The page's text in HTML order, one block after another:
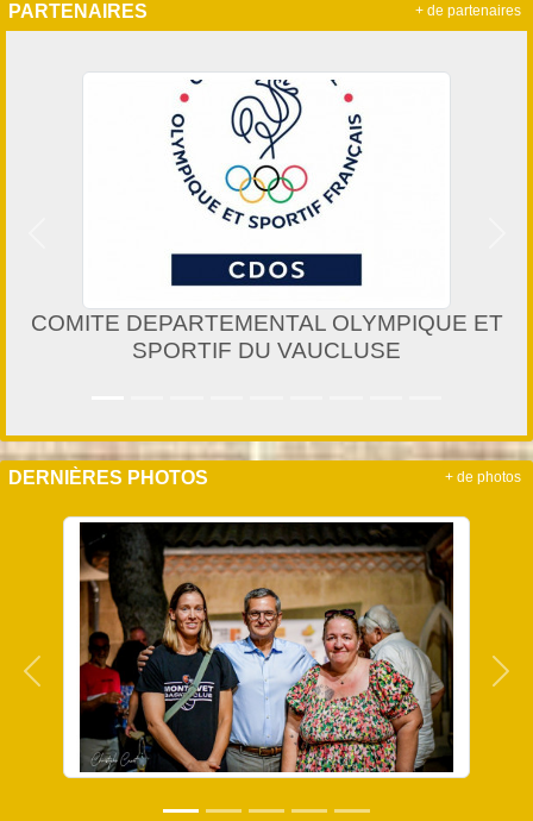
PARTENAIRES
COMITE DEPARTEMENTAL OLYMPIQUE ET
SPORTIF DU VAUCLUSE
+ de partenaires
DERNIÈRES PHOTOS
Précedent
+ de photos